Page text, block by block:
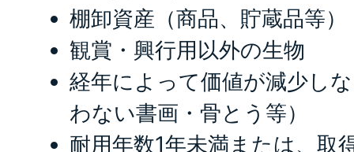
棚卸資産（商品、貯蔵品等）
観賞・興行用以外の生物
経年によって価値が減少し
わない書画・骨とう等）
耐用年数1年未満または、取